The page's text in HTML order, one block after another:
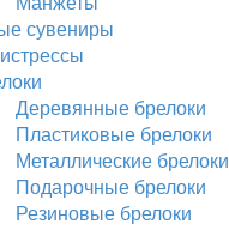
сувениры
Деревянные брелоки
Пластиковые брелоки
Металлические брелоки
Подарочные брелоки
Резиновые брелоки